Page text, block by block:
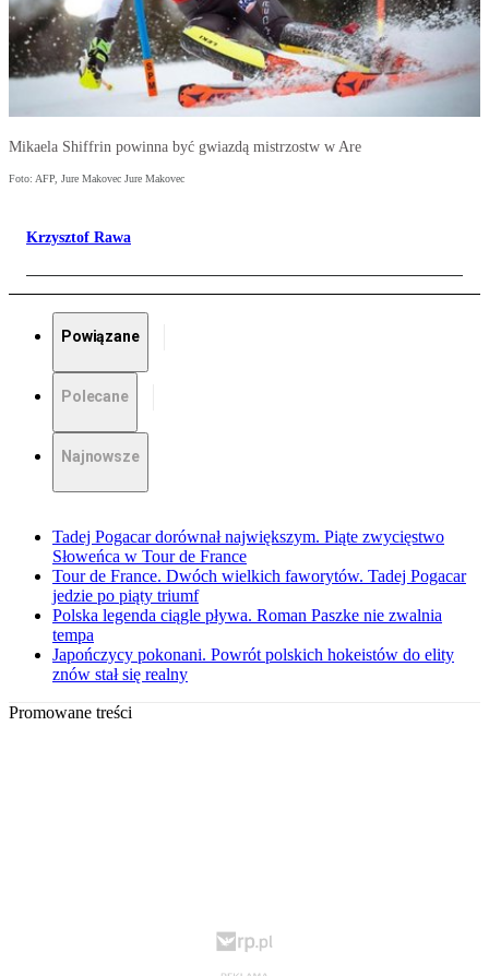
Mikaela Shiffrin powinna być gwiazdą mistrzostw w Are
Foto: AFP, Jure Makovec Jure Makovec
Krzysztof Rawa
Powiązane
Polecane
Najnowsze
Tadej Pogacar dorównał największym. Piąte zwycięstwo
Słoweńca w Tour de France
Tour de France. Dwóch wielkich faworytów. Tadej Pogacar
jedzie po piąty triumf
Polska legenda ciągle pływa. Roman Paszke nie zwalnia
tempa
Japończycy pokonani. Powrót polskich hokeistów do elity
znów stał się realny
Promowane treści